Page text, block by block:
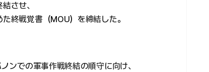
させ、
終戦覚書（MOU）を締結した。
ンでの軍事作戦終結の順守に向け、